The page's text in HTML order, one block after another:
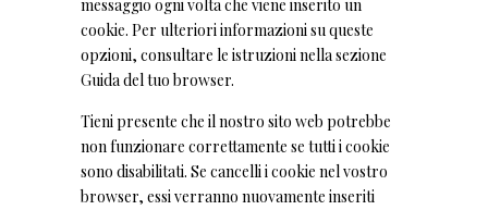
messaggio ogni volta che viene inserito un
cookie. Per ulteriori informazioni su queste
opzioni, consultare le istruzioni nella sezione
Guida del tuo browser.
Tieni presente che il nostro sito web potrebbe
non funzionare correttamente se tutti i cookie
sono disabilitati. Se cancelli i cookie nel vostro
browser, essi verranno nuovamente inseriti